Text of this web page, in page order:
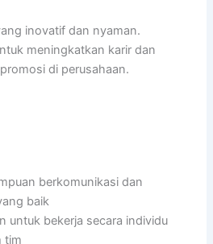
inovatif dan nyaman.
meningkatkan karir dan
di perusahaan.
berkomunikasi dan
baik
untuk bekerja secara individu
tim